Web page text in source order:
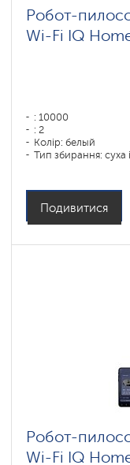
Робот-
Wi-Fi IQ
: 10000
: 2
Колір: белый
Тип збирання: суха
Подивитися
Робот-
Wi-Fi IQ